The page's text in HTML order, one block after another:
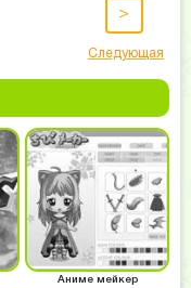
>
Следующая
Аниме мейкер